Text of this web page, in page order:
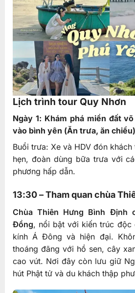
Lịch trình tour Quy Nhơn
Ngày 1: Khám phá miền đất
vào bình yên (Ăn trưa, ăn chiều)
Buổi trưa: Xe và HDV đón
hẹn, đoàn dùng bữa trưa với
phương hấp dẫn.
13:30 – Tham quan chùa
Chùa Thiên Hưng Bình Định
Đồng, nổi bật với kiến trúc độc
kính Á Đông và hiện đại.
thoáng đãng với hồ sen, cây
cao vút. Nơi đây còn lưu giữ
hút Phật tử và du khách thập